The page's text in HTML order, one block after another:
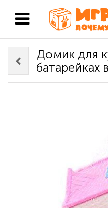
Домик для
батарейках